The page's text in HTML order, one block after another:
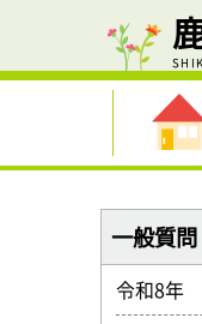
一般質問
令和8年